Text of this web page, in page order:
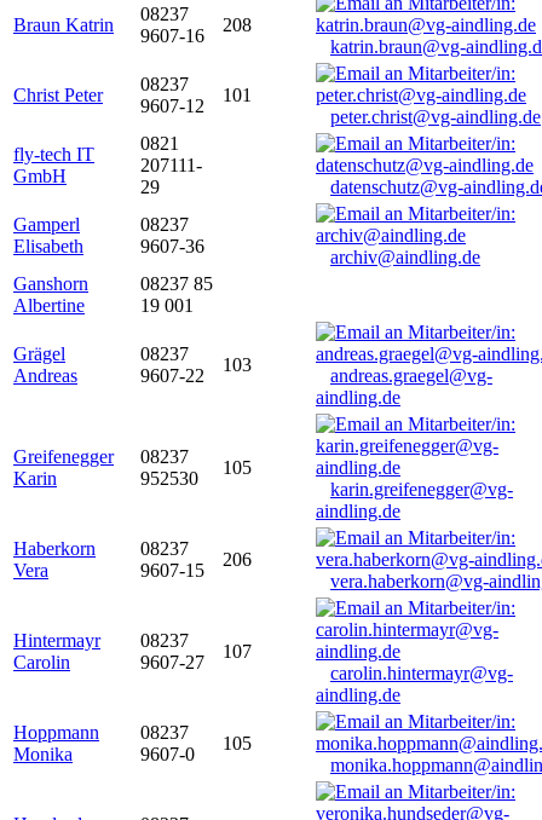
Braun Katrin
08237
9607-16
208
katrin.braun@vg-
Christ Peter
08237
9607-12
101
peter.christ@vg-aindling.de
fly-tech IT
GmbH
0821
207111-
29
datenschutz@vg-
Gamperl
Elisabeth
08237
9607-36
archiv@aindling.de
Ganshorn
Albertine
08237 85
19 001
Grägel
Andreas
08237
9607-22
103
andreas.graegel@vg-
aindling.de
Greifenegger
Karin
08237
952530
105
karin.greifenegger@vg-
aindling.de
Haberkorn
Vera
08237
9607-15
206
vera.haberkorn@vg-
Hintermayr
Carolin
08237
9607-27
107
carolin.hintermayr@vg-
aindling.de
Hoppmann
Monika
08237
9607-0
105